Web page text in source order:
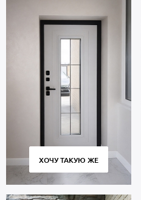
ХОЧУ ТАКУЮ ЖЕ